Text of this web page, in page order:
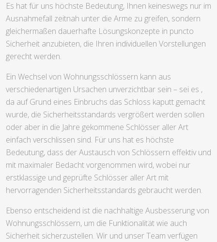
Es hat für uns höchste Bedeutung, Ihnen keineswegs nur im
Ausnahmefall zeitnah unter die Arme zu greifen, sondern
gleichermaßen dauerhafte Lösungskonzepte in puncto
Sicherheit anzubieten, die Ihren individuellen Vorstellungen
gerecht werden.
Ein Wechsel von Wohnungsschlössern kann aus
verschiedenartigen Ursachen unverzichtbar sein – sei es ,
da auf Grund eines Einbruchs das Schloss kaputt gemacht
wurde, die Sicherheitsstandards vergrößert werden sollen
oder aber in die Jahre gekommene Schlösser aller Art
einfach verschlissen sind. Für uns hat es höchste
Bedeutung, dass der Austausch von Schlössern effektiv und
mit maximaler Bedacht vorgenommen wird, wobei nur
erstklassige und geprüfte Schlösser aller Art mit
hervorragenden Sicherheitsstandards gebraucht werden.
Ebenso entscheidend ist die nachhaltige Ausbesserung von
Wohnungsschlössern, um die Funktionalität wie auch
Sicherheit sicherzustellen. Wir und unser Team verfügen